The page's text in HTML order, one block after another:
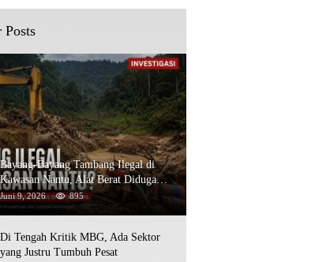
Posts
Bayang-Bayang Tambang Ilegal di
Kawasan Nantu, Alat Berat Diduga
Kembali Menembus Hutan Sapa
Juni 9, 2026 895
Di Tengah Kritik MBG, Ada Sektor
yang Justru Tumbuh Pesat